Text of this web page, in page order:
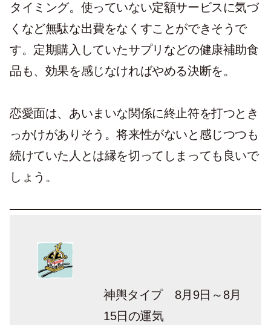
タイミング。使っていない定額サービスに気づ
くなど無駄な出費をなくすことができそうで
す。定期購入していたサプリなどの健康補助食
品も、効果を感じなければやめる決断を。
恋愛面は、あいまいな関係に終止符を打つとき
っかけがありそう。将来性がないと感じつつも
続けていた人とは縁を切ってしまっても良いで
しょう。
神輿タイプ 8月9日～8月
15日の運気